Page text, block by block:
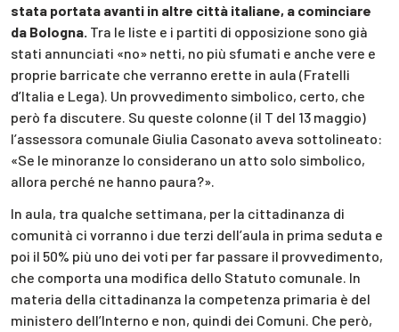
stata portata avanti in altre città italiane, a cominciare
da Bologna. Tra le liste e i partiti di opposizione sono già
stati annunciati «no» netti, no più sfumati e anche vere e
proprie barricate che verranno erette in aula (Fratelli
d’Italia e Lega). Un provvedimento simbolico, certo, che
però fa discutere. Su queste colonne (il T del 13 maggio)
l’assessora comunale Giulia Casonato aveva sottolineato:
«Se le minoranze lo considerano un atto solo simbolico,
allora perché ne hanno paura?».
In aula, tra qualche settimana, per la cittadinanza di
comunità ci vorranno i due terzi dell’aula in prima seduta e
poi il 50% più uno dei voti per far passare il provvedimento,
che comporta una modifica dello Statuto comunale. In
materia della cittadinanza la competenza primaria è del
ministero dell’Interno e non, quindi dei Comuni. Che però,